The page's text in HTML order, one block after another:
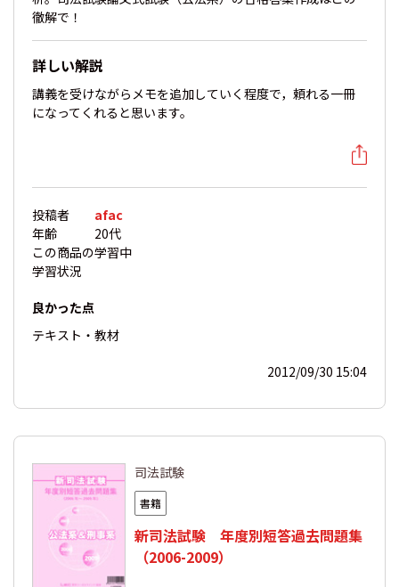
徹解で！
詳しい解説
講義を受けながらメモを追加していく程度で，頼れる一冊
になってくれると思います。
投稿者
afac
年齢
20代
この商品の
学習状況
学習中
良かった点
テキスト・教材
2012/09/30 15:04
司法試験
書籍
新司法試験 年度別短答過去問題集
（2006-2009）